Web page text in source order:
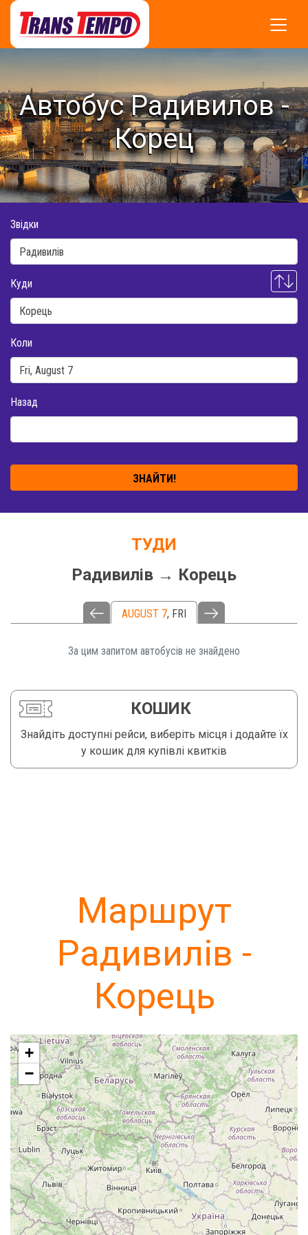
Автобус Радивилов -
Корец
Звідки
Куди
Коли
Назад
ЗНАЙТИ!
ТУДИ
Радивилів → Корець
AUGUST 7, FRI
За цим запитом автобусів не знайдено️
КОШИК
Знайдіть доступні рейси, виберіть місця і додайте їх
у кошик для купівлі квитків
Маршрут
Радивилів -
Корець
+
−